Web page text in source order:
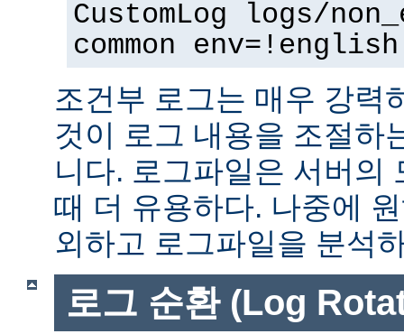
CustomLog logs/
common env=!english
조건부 로그는 매우 강력
것이 로그 내용을 조절하
니다. 로그파일은 서버의
때 더 유용하다. 나중에
외하고 로그파일을 분석
로그 순환 (Log